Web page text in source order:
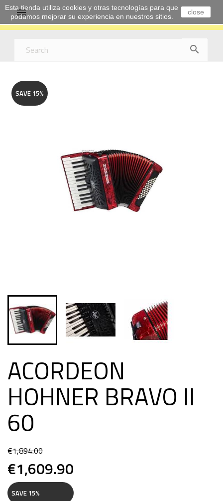


SAVE 15%
ACORDEON
HOHNER BRAVO II
60
€1,894.00
€1,609.90
SAVE 15%
Esta tienda utiliza cookies y otras tecnologías para que
podamos mejorar su experiencia en nuestros sitios.
close